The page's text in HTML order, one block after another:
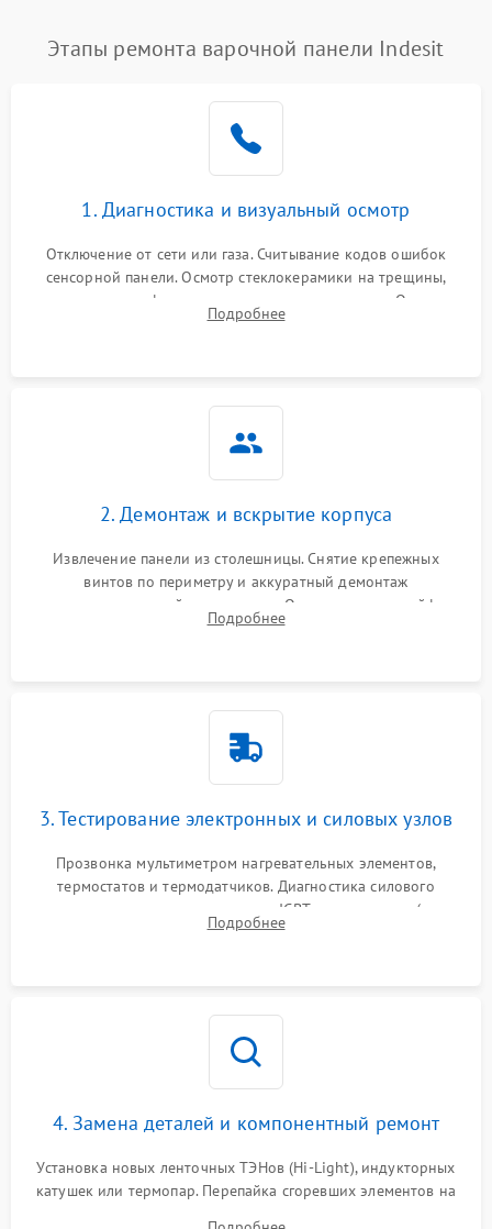
Этапы ремонта варочной панели Indesit
1. Диагностика и визуальный осмотр
Отключение от сети или газа. Считывание кодов ошибок
сенсорной панели. Осмотр стеклокерамики на трещины,
проверка конфорок на равномерность нагрева. Опрос
клиента о симптомах (не включается, не видит посуду,
Подробнее
2. Демонтаж и вскрытие корпуса
Извлечение панели из столешницы. Снятие крепежных
винтов по периметру и аккуратный демонтаж
стеклокерамической поверхности. Отсоединение шлейфов
сенсорного блока для доступа к силовым платам, катушкам
Подробнее
3. Тестирование электронных и силовых узлов
Прозвонка мультиметром нагревательных элементов,
термостатов и термодатчиков. Диагностика силового
модуля, реле, диодных мостов и IGBT-транзисторов (для
индукции). Проверка кранов и газ-контроля (для газовых
Подробнее
4. Замена деталей и компонентный ремонт
Установка новых ленточных ТЭНов (Hi-Light), индукторных
катушек или термопар. Перепайка сгоревших элементов на